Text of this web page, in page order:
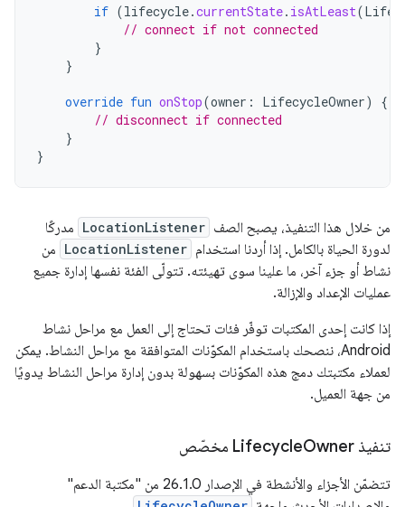
if (lifecycle.currentState. isAtLeast(
// connect if not connected
}
}
override fun onStop(owner : LifecycleOwner)
{
// disconnect if connected
}
}
من خلال هذا التنفيذ، يصبح الصف LocationListener مدركًا
لدورة الحياة بالكامل. إذا أردنا استخدام LocationListener من
نشاط أو جزء آخر، ما علينا سوى تهيئته. تتولّى الفئة نفسها إدارة جميع
عمليات الإعداد والإزالة.
إذا كانت إحدى المكتبات توفّر فئات تحتاج إلى العمل مع مراحل نشاط
Android، ننصحك باستخدام المكوّنات المتوافقة مع مراحل النشاط. يمكن
لعملاء مكتبتك دمج هذه المكوّنات بسهولة بدون إدارة مراحل النشاط يدويًا
من جهة العميل.
تنفيذ Lifecycle Owner مخصّص
تتضمّن الأجزاء والأنشطة في الإصدار 26.1.0 من "مكتبة الدعم"